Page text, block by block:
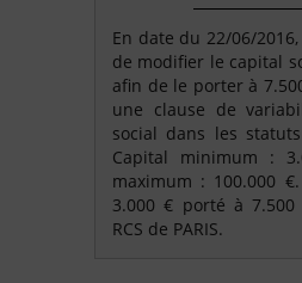
En date du 22/06/
de modifier le capital
afin de le porter à
une clause de
social dans les
Capital minimum :
maximum : 100.000
3.000 € porté à
RCS de PARIS.